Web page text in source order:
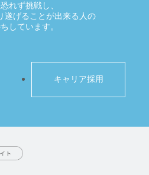
れず挑戦し、
遂げることが出来る人の
しています。
キャリア採用